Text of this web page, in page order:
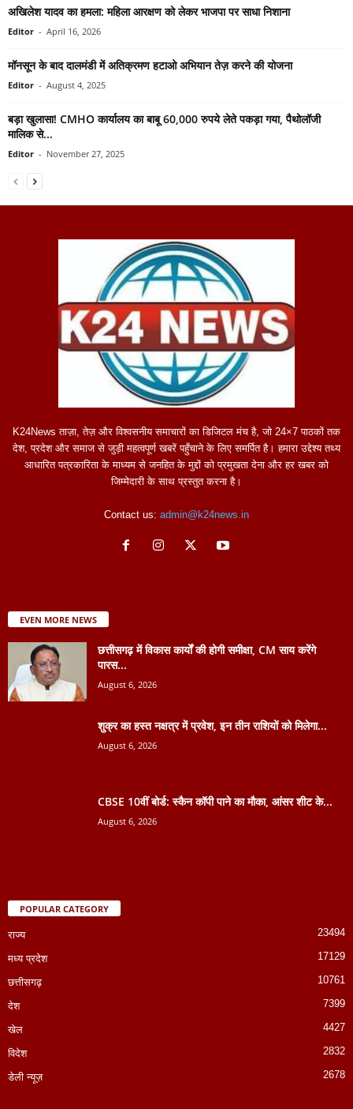
अखिलेश यादव का हमला: महिला आरक्षण को लेकर भाजपा पर साधा निशाना
Editor - April 16, 2026
मॉनसून के बाद दालमंडी में अतिक्रमण हटाओ अभियान तेज़ करने की योजना
Editor - August 4, 2025
बड़ा खुलासा! CMHO कार्यालय का बाबू 60,000 रुपये लेते पकड़ा गया, पैथोलॉजी
मालिक से...
Editor - November 27, 2025
K24News ताज़ा, तेज़ और विश्वसनीय समाचारों का डिजिटल मंच है, जो 24×7 पाठकों तक
देश, प्रदेश और समाज से जुड़ी महत्वपूर्ण खबरें पहुँचाने के लिए समर्पित है। हमारा उद्देश्य तथ्य
आधारित पत्रकारिता के माध्यम से जनहित के मुद्दों को प्रमुखता देना और हर खबर को
जिम्मेदारी के साथ प्रस्तुत करना है।
Contact us: admin@k24news.in
EVEN MORE NEWS
छत्तीसगढ़ में विकास कार्यों की होगी समीक्षा, CM साय करेंगे
पारस...
August 6, 2026
शुक्र का हस्त नक्षत्र में प्रवेश, इन तीन राशियों को मिलेगा...
August 6, 2026
CBSE 10वीं बोर्ड: स्कैन कॉपी पाने का मौका, आंसर शीट के...
August 6, 2026
POPULAR CATEGORY
राज्य 23494
मध्य प्रदेश 17129
छत्तीसगढ़ 10761
देश 7399
खेल 4427
विदेश 2832
डेली न्यूज़ 2678